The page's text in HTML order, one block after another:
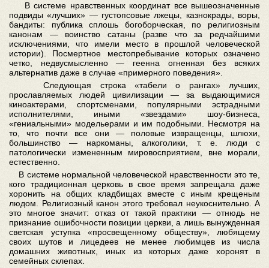
В системе нравственных координат все вышеозначенные
подвиды «лучших» — густопсовые лжецы, казнокрады, воры,
бандиты: публика сплошь богоборческая, по религиозным
канонам — воинство сатаны (разве что за редчайшими
исключениями, что имели место в прошлой человеческой
истории). Посмертное местопребывание которых означено
четко, недвусмысленно — геенна огненная без всяких
альтернатив даже в случае «примерного поведения».
Следующая строка «табели о рангах» лучших,
прославляемых людей цивилизации — за выдающимися
киноактерами, спортсменами, популярными эстрадными
исполнителями, иными «звездами» шоу-бизнеса,
«гениальными» модельерами и им подобными. Несмотря на
то, что почти все они — половые извращенцы, шлюхи,
большинство — наркоманы, алкоголики, т. е. люди с
патологически измененным мировосприятием, вне морали,
естественно.
В системе нормальной человеческой нравственности это те,
кого традиционная церковь в свое время запрещала даже
хоронить на общих кладбищах вместе с иным крещеным
людом. Религиозный канон этого требовал неукоснительно. А
это многое значит: отказ от такой практики — отнюдь не
признание ошибочности позиции церкви, а лишь вынужденная
светская уступка «просвещенному обществу», любящему
своих шутов и лицедеев не менее любимцев из числа
домашних животных, иных из которых даже хоронят в
семейных склепах.